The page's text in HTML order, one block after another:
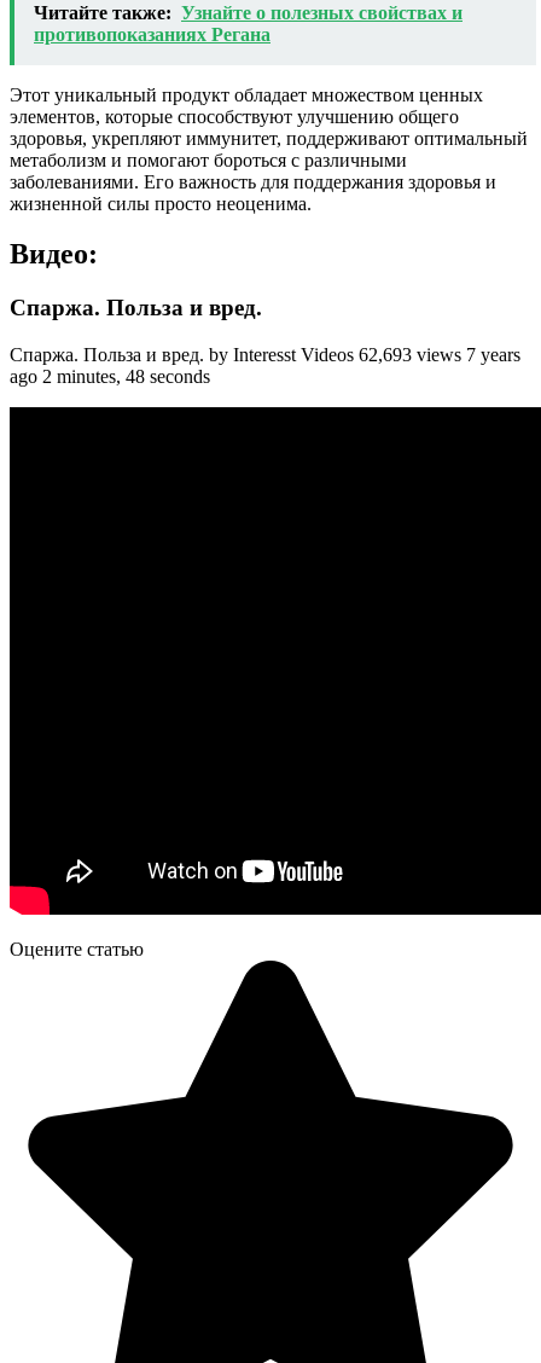
Читайте также: Узнайте о полезных свойствах и
противопоказаниях Регана
Этот уникальный продукт обладает множеством ценных
элементов, которые способствуют улучшению общего
здоровья, укрепляют иммунитет, поддерживают оптимальный
метаболизм и помогают бороться с различными
заболеваниями. Его важность для поддержания здоровья и
жизненной силы просто неоценима.
Видео:
Спаржа. Польза и вред.
Спаржа. Польза и вред. by Interesst Videos 62,693 views 7 years
ago 2 minutes, 48 seconds
Оцените статью